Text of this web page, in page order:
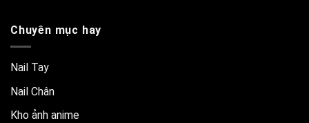
Chuyên mục hay
Nail Tay
Nail Chân
Kho ảnh anime